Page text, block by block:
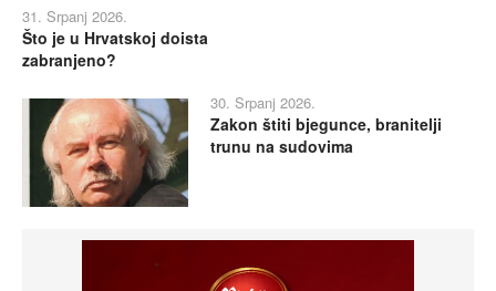
31. Srpanj 2026.
Što je u Hrvatskoj doista
zabranjeno?
30. Srpanj 2026.
Zakon štiti bjegunce, branitelji
trunu na sudovima